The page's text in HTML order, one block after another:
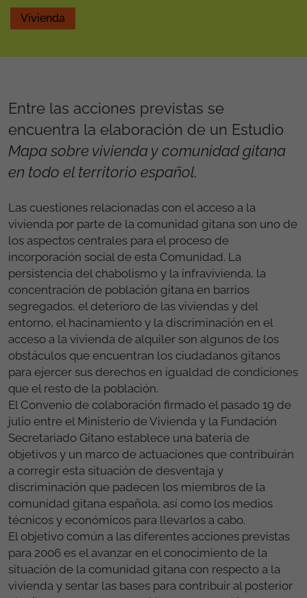
Vivienda
Entre las acciones previstas se
encuentra la elaboración de un Estudio
Mapa sobre vivienda y comunidad gitana
en todo el territorio español.
Las cuestiones relacionadas con el acceso a la
vivienda por parte de la comunidad gitana son uno de
los aspectos centrales para el proceso de
incorporación social de esta Comunidad. La
persistencia del chabolismo y la infravivienda, la
concentración de población gitana en barrios
segregados, el deterioro de las viviendas y del
entorno, el hacinamiento y la discriminación en el
acceso a la vivienda de alquiler son algunos de los
obstáculos que encuentran los ciudadanos gitanos
para ejercer sus derechos en igualdad de condiciones
que el resto de la población.
El Convenio de colaboración firmado el pasado 19 de
julio entre el Ministerio de Vivienda y la Fundación
Secretariado Gitano establece una batería de
objetivos y un marco de actuaciones que contribuirán
a corregir esta situación de desventaja y
discriminación que padecen los miembros de la
comunidad gitana española, así como los medios
técnicos y económicos para llevarlos a cabo.
El objetivo común a las diferentes acciones previstas
para 2006 es el avanzar en el conocimiento de la
situación de la comunidad gitana con respecto a la
vivienda y sentar las bases para contribuir al posterior